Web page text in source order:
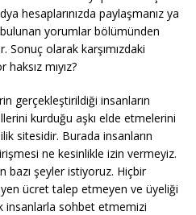
hesaplarınızda paylaşmanız ya
yorumlar bölümünden
Sonuç olarak karşımızdaki
mıyız?
gerçekleştirildiği insanların
kurduğu aşkı elde etmelerini
sitesidir. Burada insanların
ne kesinlikle izin vermeyiz.
bazı şeyler istiyoruz. Hiçbir
ücret talep etmeyen ve üyeliği
insanlarla sohbet etmemizi